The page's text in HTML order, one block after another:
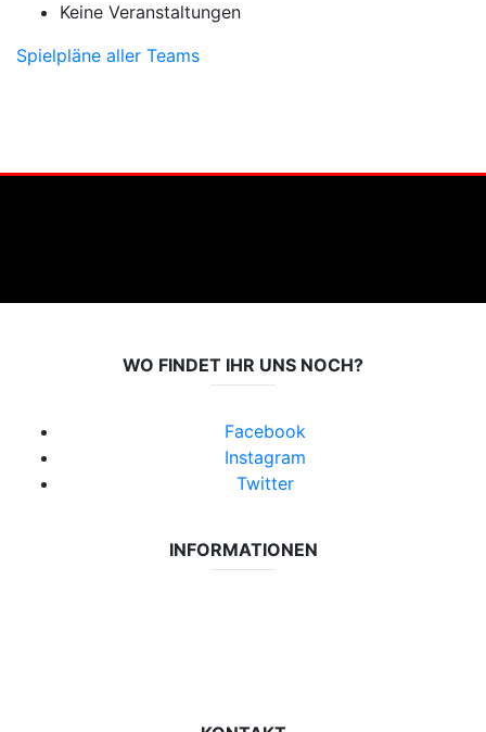
Keine Veranstaltungen
Spielpläne aller Teams
WO FINDET IHR UNS NOCH?
Facebook
Instagram
Twitter
INFORMATIONEN